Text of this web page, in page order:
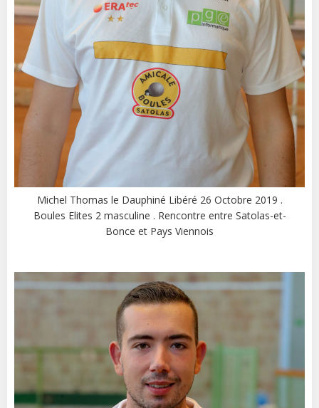
Michel Thomas le Dauphiné Libéré 26 Octobre 2019 .
Boules Elites 2 masculine . Rencontre entre Satolas-et-
Bonce et Pays Viennois